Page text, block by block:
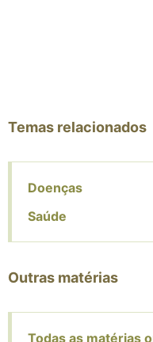
Temas relacionados
Doenças
Saúde
Outras matérias
Todas as matérias